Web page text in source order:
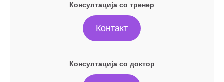
Консултација со тренер
Контакт
Консултација со доктор